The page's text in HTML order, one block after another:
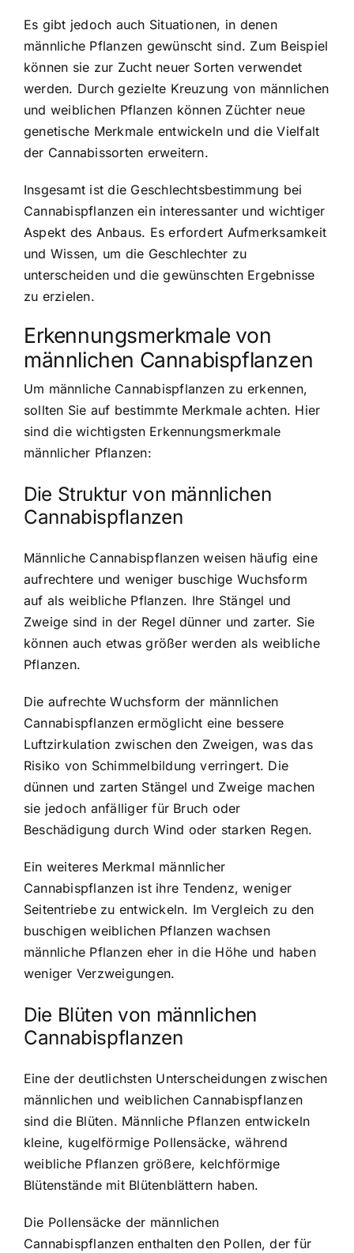
Es gibt jedoch auch Situationen, in denen
männliche Pflanzen gewünscht sind. Zum Beispiel
können sie zur Zucht neuer Sorten verwendet
werden. Durch gezielte Kreuzung von männlichen
und weiblichen Pflanzen können Züchter neue
genetische Merkmale entwickeln und die Vielfalt
der Cannabissorten erweitern.
Insgesamt ist die Geschlechtsbestimmung bei
Cannabispflanzen ein interessanter und wichtiger
Aspekt des Anbaus. Es erfordert Aufmerksamkeit
und Wissen, um die Geschlechter zu
unterscheiden und die gewünschten Ergebnisse
zu erzielen.
Erkennungsmerkmale von
männlichen Cannabispflanzen
Um männliche Cannabispflanzen zu erkennen,
sollten Sie auf bestimmte Merkmale achten. Hier
sind die wichtigsten Erkennungsmerkmale
männlicher Pflanzen:
Die Struktur von männlichen
Cannabispflanzen
Männliche Cannabispflanzen weisen häufig eine
aufrechtere und weniger buschige Wuchsform
auf als weibliche Pflanzen. Ihre Stängel und
Zweige sind in der Regel dünner und zarter. Sie
können auch etwas größer werden als weibliche
Pflanzen.
Die aufrechte Wuchsform der männlichen
Cannabispflanzen ermöglicht eine bessere
Luftzirkulation zwischen den Zweigen, was das
Risiko von Schimmelbildung verringert. Die
dünnen und zarten Stängel und Zweige machen
sie jedoch anfälliger für Bruch oder
Beschädigung durch Wind oder starken Regen.
Ein weiteres Merkmal männlicher
Cannabispflanzen ist ihre Tendenz, weniger
Seitentriebe zu entwickeln. Im Vergleich zu den
buschigen weiblichen Pflanzen wachsen
männliche Pflanzen eher in die Höhe und haben
weniger Verzweigungen.
Die Blüten von männlichen
Cannabispflanzen
Eine der deutlichsten Unterscheidungen zwischen
männlichen und weiblichen Cannabispflanzen
sind die Blüten. Männliche Pflanzen entwickeln
kleine, kugelförmige Pollensäcke, während
weibliche Pflanzen größere, kelchförmige
Blütenstände mit Blütenblättern haben.
Die Pollensäcke der männlichen
Cannabispflanzen enthalten den Pollen, der für